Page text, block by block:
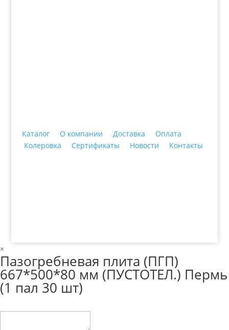
Каталог О компании Доставка
Оплата
Колеровка
Сертификаты Новости Контакты
×
Пазогребневая плита (ПГП)
667*500*80 мм (ПУСТОТЕЛ.) Пермь
(1 пал 30 шт)